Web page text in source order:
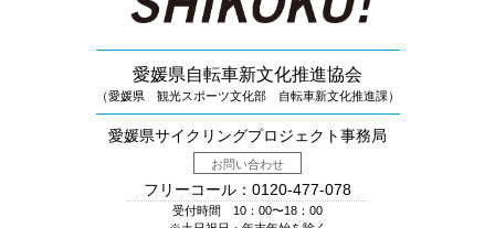
愛媛県自転車新文化推進協会
（愛媛県 観光スポーツ文化部 自転車新文化推進課）
愛媛県サイクリングプロジェクト事務局
お問い合わせ
フリーコール：0120-477-078
受付時間 10：00〜18：00